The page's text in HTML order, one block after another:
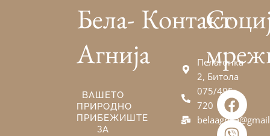
Бела-
Агнија
ВАШЕТО
ПРИРОДНО
ПРИБЕЖИШТЕ
ЗА
Контакт
Пелагонка
2, Битола
075/495-
720
F
a
c
V
i
b
E
n
v